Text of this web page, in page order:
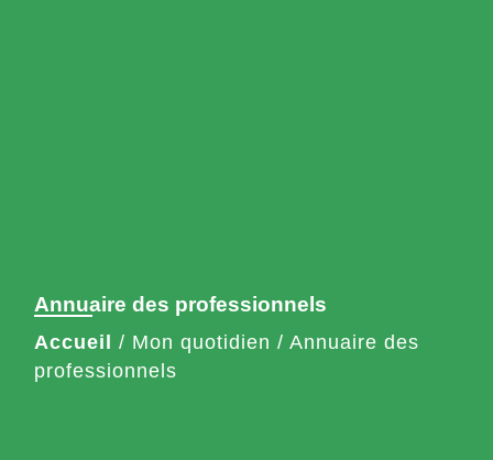
Annuaire des professionnels
Accueil / Mon quotidien / Annuaire des
professionnels